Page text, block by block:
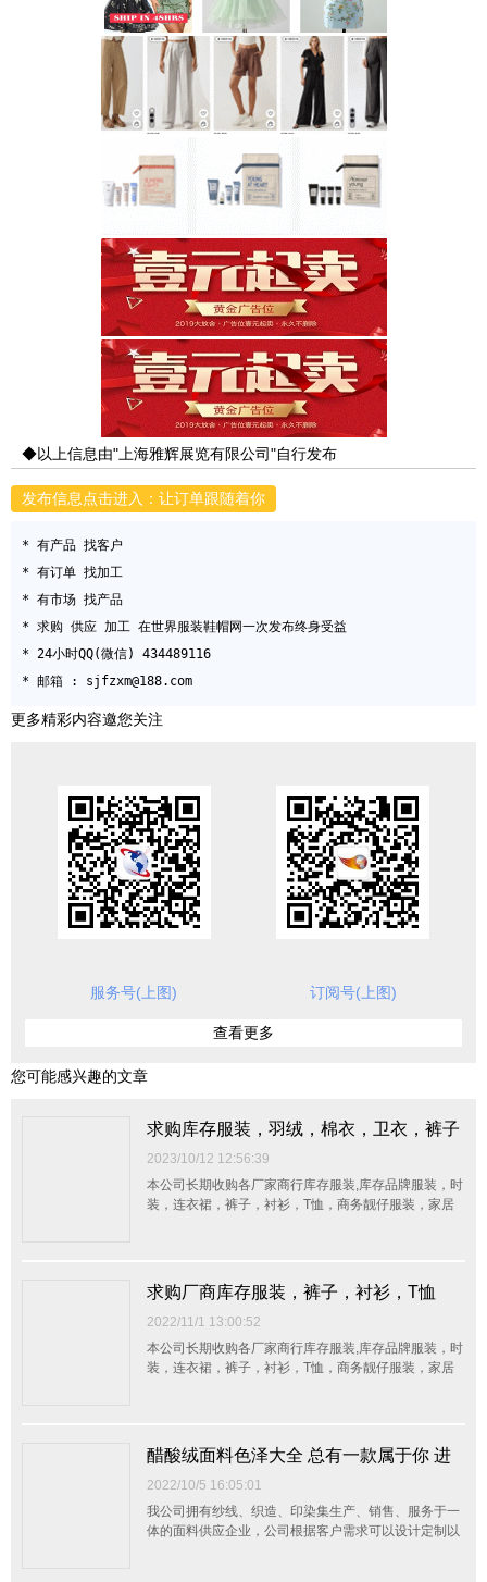
◆以上信息由"上海雅辉展览有限公司"自行发布
发布信息点击进入：让订单跟随着你
* 有产品 找客户
* 有订单 找加工
* 有市场 找产品
* 求购 供应 加工 在世界服装鞋帽网一次发布终身受益
* 24小时QQ(微信) 434489116
更多精彩内容邀您关注
服务号(上图) 订阅号(上图)
查看更多
您可能感兴趣的文章
求购库存服装，羽绒，棉衣，卫衣，裤子
2023/10/12 12:56:39
本公司长期收购各厂家商行库存服装,库存品牌服装，时
装，连衣裙，裤子，衬衫，T恤，商务靓仔服装，家居
方式上门看货定价，以最合理的价钱现金交易。我们真
诚...
求购厂商库存服装，裤子，衬衫，T恤
2022/11/1 13:00:52
本公司长期收购各厂家商行库存服装,库存品牌服装，时
装，连衣裙，裤子，衬衫，T恤，商务靓仔服装，家居
方式上门看货定价，以最合理的价钱现金交易。我们真
诚...
醋酸绒面料色泽大全 总有一款属于你 进
一步了解手感如何- 留言获取布板
2022/10/5 16:05:01
我公司拥有纱线、织造、印染集生产、销售、服务于一
体的面料供应企业，公司根据客户需求可以设计定制以